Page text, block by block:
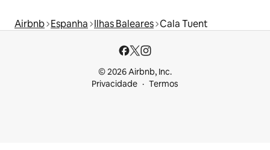
Airbnb Espanha Ilhas Baleares Cala Tuent
© 2026 Airbnb, Inc.
Privacidade
Termos